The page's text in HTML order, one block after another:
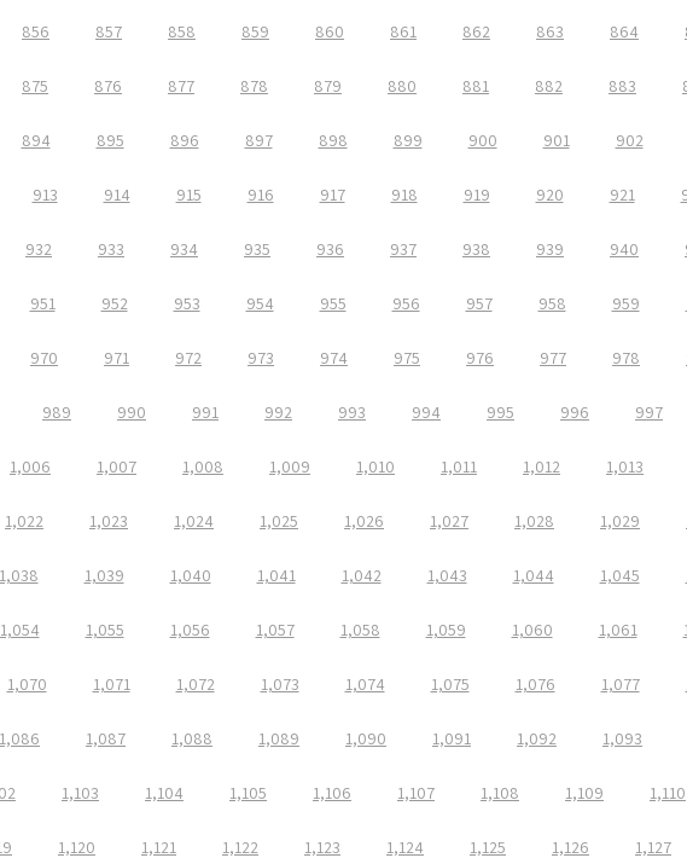
856 857 858 859 860 861 862 863 864
875 876 877 878 879 880 881 882 883
894 895 896 897 898 899 900 901 902
913 914 915 916 917 918 919 920 921
932 933 934 935 936 937 938 939 940
951 952 953 954 955 956 957 958 959
970 971 972 973 974 975 976 977 978
989 990 991 992 993 994 995 996 997
1,006 1,007 1,008 1,009 1,010 1,011 1,012 1,013
1,022 1,023 1,024 1,025 1,026 1,027 1,028 1,029
1,038 1,039 1,040 1,041 1,042 1,043 1,044 1,045
1,054 1,055 1,056 1,057 1,058 1,059 1,060 1,061
1,070 1,071 1,072 1,073 1,074 1,075 1,076 1,077
1,086 1,087 1,088 1,089 1,090 1,091 1,092 1,093
1,103 1,104 1,105 1,106 1,107 1,108 1,109 1,110
1,120 1,121 1,122 1,123 1,124 1,125 1,126 1,127